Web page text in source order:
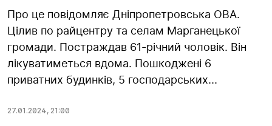
Про це повідомляє Дніпропетровська ОВА.
Цілив по райцентру та селам Марганецької
громади. Постраждав 61-річний чоловік. Він
лікуватиметься вдома. Пошкоджені 6
приватних будинків, 5 господарських...
27.01.2024, 21:00